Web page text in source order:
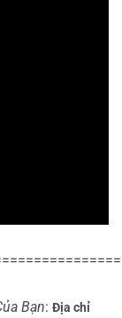
Bạn: Địa chỉ